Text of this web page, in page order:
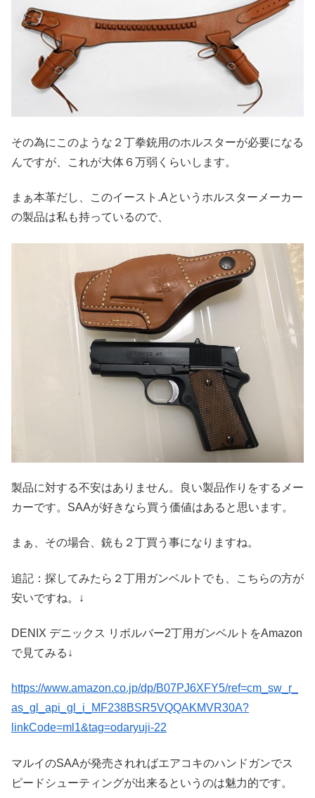
その為にこのような２丁拳銃用のホルスターが必要になる
んですが、これが大体６万弱くらいします。
まぁ本革だし、このイースト.Aというホルスターメーカー
の製品は私も持っているので、
製品に対する不安はありません。良い製品作りをするメー
カーです。SAAが好きなら買う価値はあると思います。
まぁ、その場合、銃も２丁買う事になりますね。
追記：探してみたら２丁用ガンベルトでも、こちらの方が
安いですね。↓
DENIX デニックス リボルバー2丁用ガンベルトをAmazon
で見てみる↓
https://www.amazon.co.jp/dp/B07PJ6XFY5/ref=cm_sw_r_
as_gl_api_gl_i_MF238BSR5VQQAKMVR30A?
linkCode=ml1&tag=odaryuji-22
マルイのSAAが発売されればエアコキのハンドガンでス
ピードシューティングが出来るというのは魅力的です。